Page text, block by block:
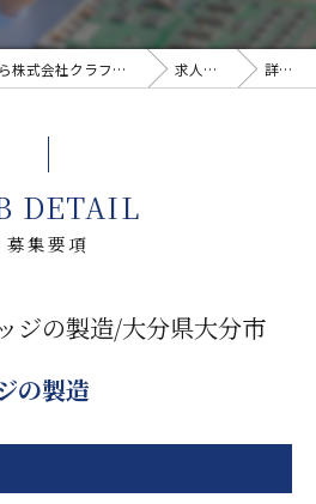
住み込みの仕事の求人なら株式会社クラフトマン 求人一覧 詳細
募集要項
DETAIL
ジの製造/大分県大分市
の製造